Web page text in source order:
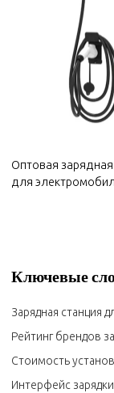
Оптовая
для
Ключевые
Зарядная станция
Рейтинг брендов
Стоимость
Интерфейс